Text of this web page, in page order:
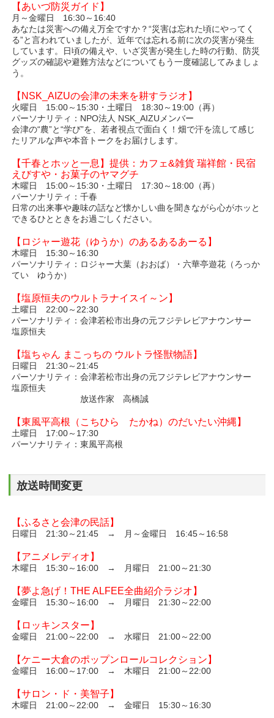
【あいづ防災ガイド】
月～金曜日 16:30～16:40
あなたは災害への備え万全ですか？“災害は忘れた頃にやってく
る”と言われていましたが、近年では忘れる前に次の災害が発生
しています。日頃の備えや、いざ災害が発生した時の行動、防災
グッズの確認や避難方法などについてもう一度確認してみましょ
う。
【NSK_AIZUの会津の未来を耕すラジオ】
火曜日 15:00～15:30・土曜日 18:30～19:00（再）
パーソナリティ：NPO法人 NSK_AIZUメンバー
会津の“農”と“学び”を、若者視点で面白く！畑で汗を流して感じ
たリアルな声や本音トークをお届けします。
【千春とホッと一息】提供：カフェ&雑貨 瑞祥館・民宿
えびすや・お菓子のヤマグチ
木曜日 15:00～15:30・土曜日 17:30～18:00（再）
パーソナリティ：千春
日常の出来事や趣味の話など懐かしい曲を聞きながら心がホッと
できるひとときをお過ごしください。
【ロジャー遊花（ゆうか）のあるあるあーる】
木曜日 15:30～16:30
パーソナリティ：ロジャー大葉（おおば）・六華亭遊花（ろっか
てい ゆうか）
【塩原恒夫のウルトラナイスイ～ン】
土曜日 22:00～22:30
パーソナリティ：会津若松市出身の元フジテレビアナウンサー
塩原恒夫
【塩ちゃん まこっちの ウルトラ怪獣物語】
日曜日 21:30～21:45
パーソナリティ：会津若松市出身の元フジテレビアナウンサー
塩原恒夫
放送作家 高橋誠
【東風平高根（こちひら たかね）のだいたい沖縄】
土曜日 17:00～17:30
パーソナリティ：東風平高根
放送時間変更
【ふるさと会津の民話】
日曜日 21:30～21:45 → 月～金曜日 16:45～16:58
【アニメレディオ】
木曜日 15:30～16:00 → 月曜日 21:00～21:30
【夢よ急げ！THE ALFEE全曲紹介ラジオ】
金曜日 15:30～16:00 → 月曜日 21:30～22:00
【ロッキンスター】
金曜日 21:00～22:00 → 水曜日 21:00～22:00
【ケニー大倉のポップンロールコレクション】
金曜日 16:00～17:00 → 木曜日 21:00～22:00
【サロン・ド・美智子】
木曜日 21:00～22:00 → 金曜日 15:30～16:30